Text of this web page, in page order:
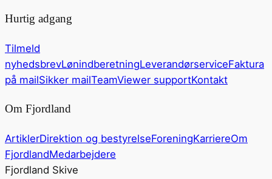
Hurtig adgang
Tilmeld
nyhedsbrevLønindberetningLeverandørserviceFaktura
på mailSikker mailTeamViewer supportKontakt
Om Fjordland
ArtiklerDirektion og bestyrelseForeningKarriereOm
FjordlandMedarbejdere
Fjordland Skive